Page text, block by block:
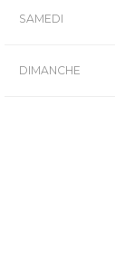
SAMEDI
DIMANCHE